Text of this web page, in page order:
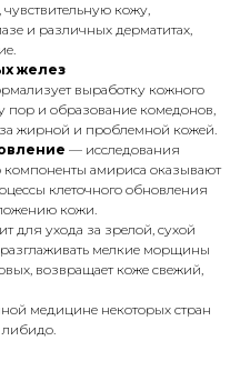
кожу,
и различных дерматитах,
желез
выработку кожного
пор и образование комедонов,
жирной и проблемной кожей.
— исследования
компоненты амириса оказывают
клеточного обновления
кожи.
для ухода за зрелой, сухой
мелкие морщины
возвращает коже свежий,
медицине некоторых стран